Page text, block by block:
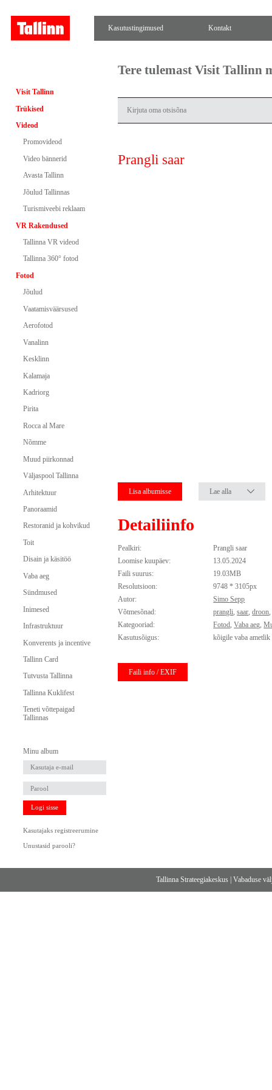
Kasutustingimused Kontakt
Visit Tallinn
Trükised
Videod
Promovideod
Video bännerid
Avasta Tallinn
Jõulud Tallinnas
Turismiveebi reklaam
VR Rakendused
Tallinna VR videod
Tallinna 360° fotod
Fotod
Jõulud
Vaatamisväärsused
Aerofotod
Vanalinn
Kesklinn
Kalamaja
Kadriorg
Pirita
Rocca al Mare
Nõmme
Muud piirkonnad
Väljaspool Tallinna
Arhitektuur
Panoraamid
Restoranid ja kohvikud
Toit
Disain ja käsitöö
Vaba aeg
Sündmused
Inimesed
Infrastruktuur
Konverents ja incentive
Tallinn Card
Tutvusta Tallinna
Tallinna Kuklifest
Teneti võttepaigad
Tallinnas
Minu album
Logi sisse
Kasutajaks registreerumine
Unustasid parooli?
Tere tulemast Visit Tallinn
Prangli saar
Lisa albumisse Lae alla
Detailiinfo
Pealkiri:
Prangli saar
Loomise kuupäev:
13.05.2024
Faili suurus:
19.03MB
Resolutsioon:
9748 * 3105px
Autor:
Simo Sepp
Võtmesõnad:
prangli,saar,droon
Kategooriad:
Fotod,Vaba aeg,
Kasutusõigus:
kõigile vaba
Faili info / EXIF
Tallinna Strateegiakeskus |Vabaduse